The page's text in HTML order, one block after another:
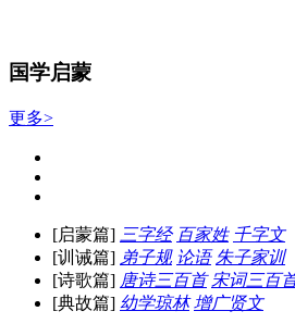
国学启蒙
更多>
[启蒙篇] 三字经 百家姓 千字文
[训诫篇] 弟子规 论语 朱子家训
[诗歌篇] 唐诗三百首 宋词三百
[典故篇] 幼学琼林 增广贤文